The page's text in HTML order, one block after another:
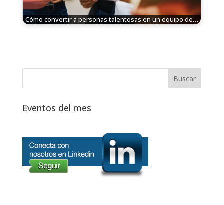
Cómo convertir a personas talentosas en un equipo de…
Eventos del mes